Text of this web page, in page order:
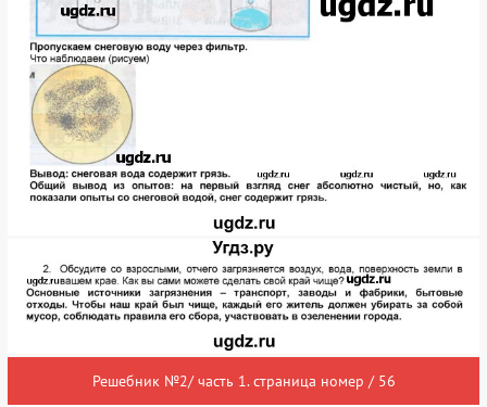
Решебник №2/ часть 1. страница номер / 56